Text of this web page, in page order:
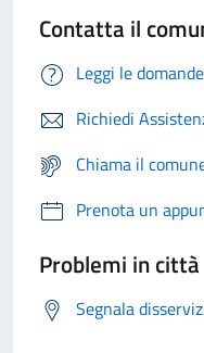
Contatta il
Leggi le
Richiedi
Chiama il
Prenota un
Problemi in città
Segnala